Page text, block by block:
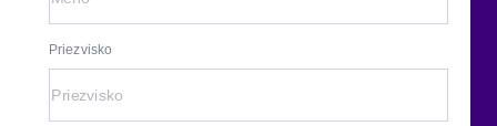
Priezvisko